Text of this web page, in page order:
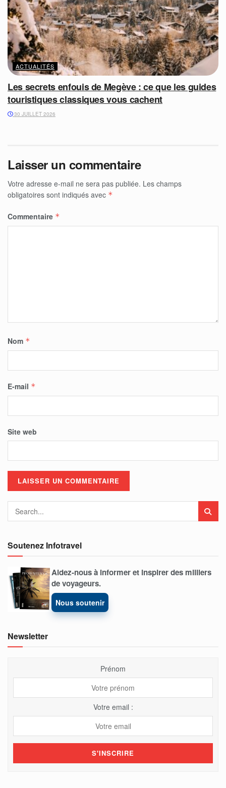
ACTUALITÉS
Les secrets enfouis de Megève : ce que les guides
touristiques classiques vous cachent
30 JUILLET 2026
Laisser un commentaire
Votre adresse e-mail ne sera pas publiée. Les champs
obligatoires sont indiqués avec *
Commentaire *
Nom *
E-mail *
Site web
Soutenez Infotravel
Aidez-nous à informer et inspirer des milliers
de voyageurs.
Nous soutenir
Newsletter
Prénom
Votre email :